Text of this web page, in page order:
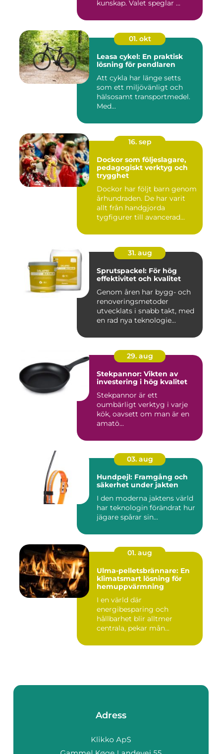
kunskap. Valet speglar ...
01. okt
Leasa cykel: En praktisk
lösning för pendlaren
Att cykla har länge setts
som ett miljövänligt och
hälsosamt transportmedel.
Med...
16. sep
Dockor som följeslagare,
pedagogiskt verktyg och
trygghet
Dockor har följt barn genom
århundraden. De har varit
allt från handgjorda
tygfigurer till avancerad...
31. aug
Sprutspackel: För hög
effektivitet och kvalitet
Genom åren har bygg- och
renoveringsmetoder
utvecklats i snabb takt, med
en rad nya teknologie...
29. aug
Stekpannor: Vikten av
investering i hög kvalitet
Stekpannor är ett
oumbärligt verktyg i varje
kök, oavsett om man är en
amatö...
03. aug
Hundpejl: Framgång och
säkerhet under jakten
I den moderna jaktens värld
har teknologin förändrat hur
jägare spårar sin...
01. aug
Ulma-pelletsbrännare: En
klimatsmart lösning för
hemuppvärmning
I en värld där
energibesparing och
hållbarhet blir alltmer
centrala, pekar mån...
Adress